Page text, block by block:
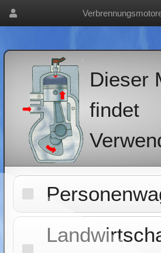
Dieser
findet